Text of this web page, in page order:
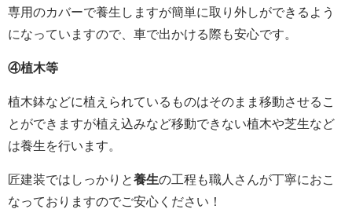
専用のカバーで養生しますが簡単に取り外しができるよう
になっていますので、車で出かける際も安心です。
④植木等
植木鉢などに植えられているものはそのまま移動させるこ
とができますが植え込みなど移動できない植木や芝生など
は養生を行います。
匠建装ではしっかりと養生の工程も職人さんが丁寧におこ
なっておりますのでご安心ください！